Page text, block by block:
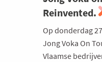
Reinvented.
Op donderdag
Jong Voka On
Vlaamse
Milieu
Mobiliteit
Netwerking